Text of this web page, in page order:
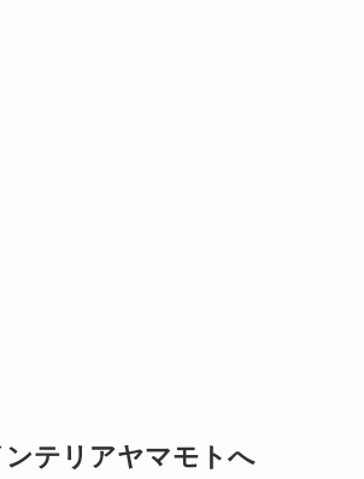
テリアヤマモトへ